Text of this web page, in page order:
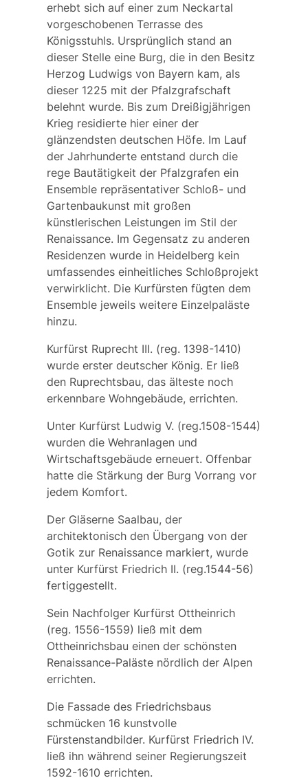
erhebt sich auf einer zum Neckartal
vorgeschobenen Terrasse des
Königsstuhls. Ursprünglich stand an
dieser Stelle eine Burg, die in den Besitz
Herzog Ludwigs von Bayern kam, als
dieser 1225 mit der Pfalzgrafschaft
belehnt wurde. Bis zum Dreißigjährigen
Krieg residierte hier einer der
glänzendsten deutschen Höfe. Im Lauf
der Jahrhunderte entstand durch die
rege Bautätigkeit der Pfalzgrafen ein
Ensemble repräsentativer Schloß- und
Gartenbaukunst mit großen
künstlerischen Leistungen im Stil der
Renaissance. Im Gegensatz zu anderen
Residenzen wurde in Heidelberg kein
umfassendes einheitliches Schloßprojekt
verwirklicht. Die Kurfürsten fügten dem
Ensemble jeweils weitere Einzelpaläste
hinzu.
Kurfürst Ruprecht III. (reg. 1398-1410)
wurde erster deutscher König. Er ließ
den Ruprechtsbau, das älteste noch
erkennbare Wohngebäude, errichten.
Unter Kurfürst Ludwig V. (reg.1508-1544)
wurden die Wehranlagen und
Wirtschaftsgebäude erneuert. Offenbar
hatte die Stärkung der Burg Vorrang vor
jedem Komfort.
Der Gläserne Saalbau, der
architektonisch den Übergang von der
Gotik zur Renaissance markiert, wurde
unter Kurfürst Friedrich II. (reg.1544-56)
fertiggestellt.
Sein Nachfolger Kurfürst Ottheinrich
(reg. 1556-1559) ließ mit dem
Ottheinrichsbau einen der schönsten
Renaissance-Paläste nördlich der Alpen
errichten.
Die Fassade des Friedrichsbaus
schmücken 16 kunstvolle
Fürstenstandbilder. Kurfürst Friedrich IV.
ließ ihn während seiner Regierungszeit
1592-1610 errichten.